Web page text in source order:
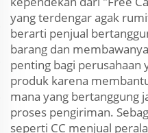
yang terdengar agak
berarti penjual
barang dan
penting bagi perusahaan
produk karena
mana yang bertanggung
proses pengiriman.
seperti CC menjual